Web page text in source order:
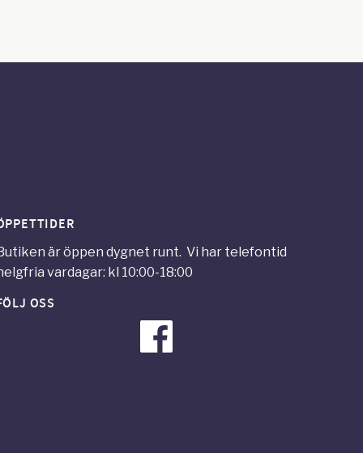
är öppen dygnet runt. Vi har telefontid
vardagar: kl 10:00-18:00
OSS